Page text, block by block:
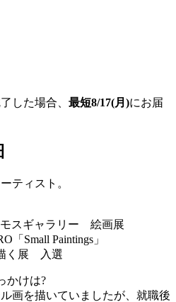
した場合、 最短8/17(月)にお届
ティスト。
モスギャラリー 絵画展
Small Paintings」
く展 入選
かけは?
画を描いていましたが、就職後